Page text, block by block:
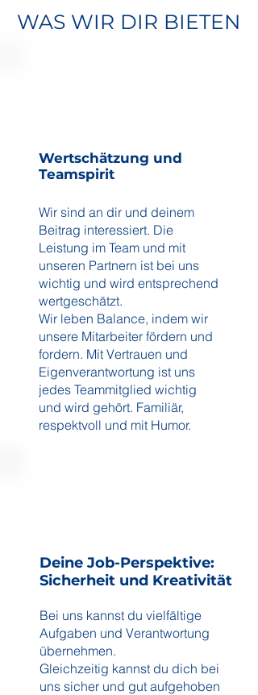
WAS WIR DIR BIETEN
Wertschätzung und
Teamspirit
Wir sind an dir und deinem
Beitrag interessiert. Die
Leistung im Team und mit
unseren Partnern ist bei uns
wichtig und wird entsprechend
wertgeschätzt.
Wir leben Balance, indem wir
unsere Mitarbeiter fördern und
fordern. Mit Vertrauen und
Eigenverantwortung ist uns
jedes Teammitglied wichtig
und wird gehört. Familiär,
respektvoll und mit Humor.
Deine Job-Perspektive:
Sicherheit und Kreativität
Bei uns kannst du vielfältige
Aufgaben und Verantwortung
übernehmen.
Gleichzeitig kannst du dich bei
uns sicher und gut aufgehoben